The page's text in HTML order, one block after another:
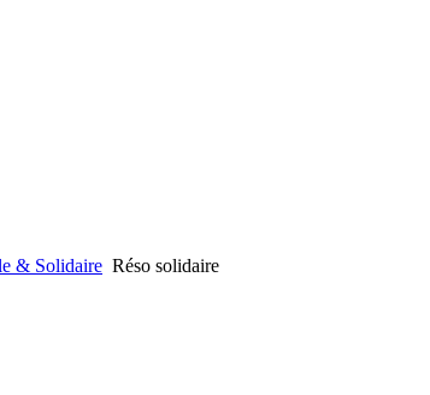
& Solidaire Réso solidaire